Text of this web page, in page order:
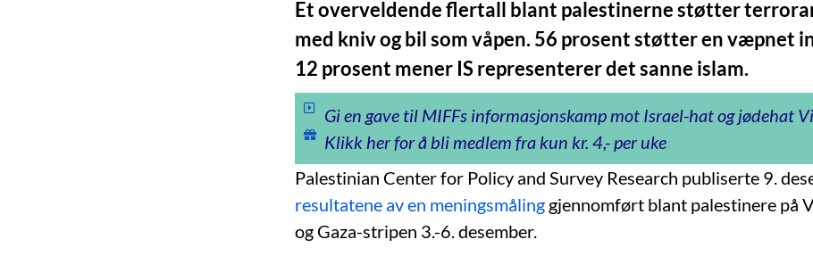
Et overveldende flertall blant palestinerne støtter
med kniv og bil som våpen. 56 prosent støtter en væpnet
12 prosent mener IS representerer det sanne islam.
Gi en gave til MIFFs informasjonskamp mot Israel-hat og jødehat
Klikk her for å bli medlem fra kun kr. 4,- per uke
Palestinian Center for Policy and Survey Research publiserte 9.
resultatene av en meningsmåling gjennomført blant palestinere på
og Gaza-stripen 3.-6. desember.